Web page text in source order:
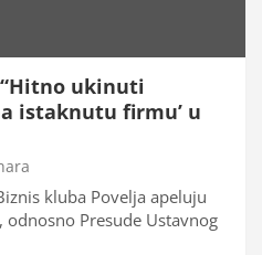
ukinuti
istaknutu firmu’ u
kluba Povelja apeluju
odnosno Presude Ustavnog